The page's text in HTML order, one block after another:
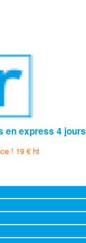
en express 4 jours
! 19 € ht